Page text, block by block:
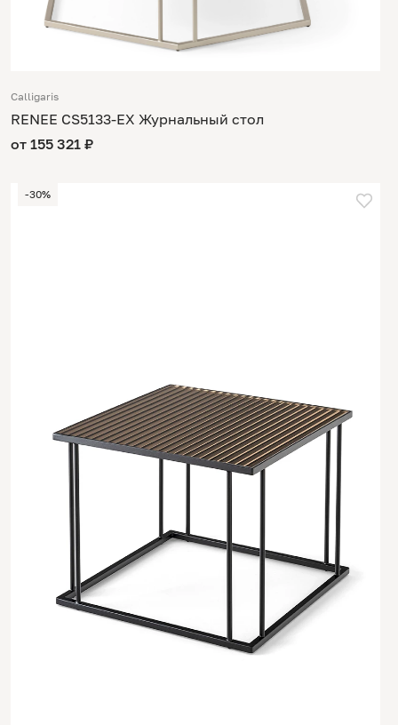
Calligaris
RENEE CS5133-EX Журнальный стол
от 155 321 ₽
-30%